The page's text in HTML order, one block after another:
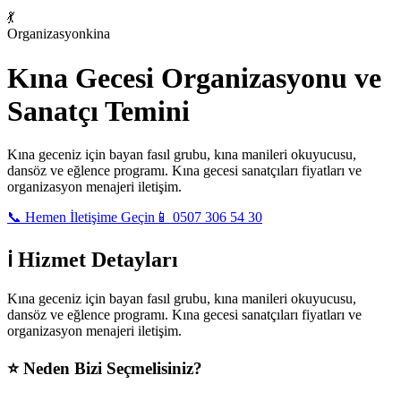
💃
Organizasyonkina
Kına Gecesi Organizasyonu ve
Sanatçı Temini
Kına geceniz için bayan fasıl grubu, kına manileri okuyucusu,
dansöz ve eğlence programı. Kına gecesi sanatçıları fiyatları ve
organizasyon menajeri iletişim.
📞 Hemen İletişime Geçin 📱 0507 306 54 30
ℹ️ Hizmet Detayları
Kına geceniz için bayan fasıl grubu, kına manileri okuyucusu,
dansöz ve eğlence programı. Kına gecesi sanatçıları fiyatları ve
organizasyon menajeri iletişim.
⭐Neden Bizi Seçmelisiniz?